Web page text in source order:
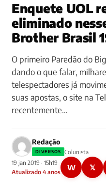
Enquete UOL
eliminado
Brother Brasil
O primeiro Paredão do
dando o que falar,
telespectadores já
suas apostas, o site na
recentemente…
Redação
DIVERSOS
Colunista
19 jan 2019 · 15h19
Atualizado 4 anos
W 𝕏